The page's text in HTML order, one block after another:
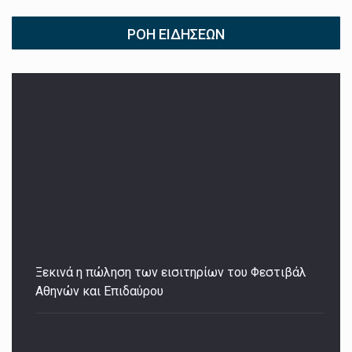
ΡΟΉ ΕΙΔΉΣΕΩΝ
Ξεκινά η πώληση των εισιτηρίων του Φεστιβάλ
Αθηνών και Επιδαύρου